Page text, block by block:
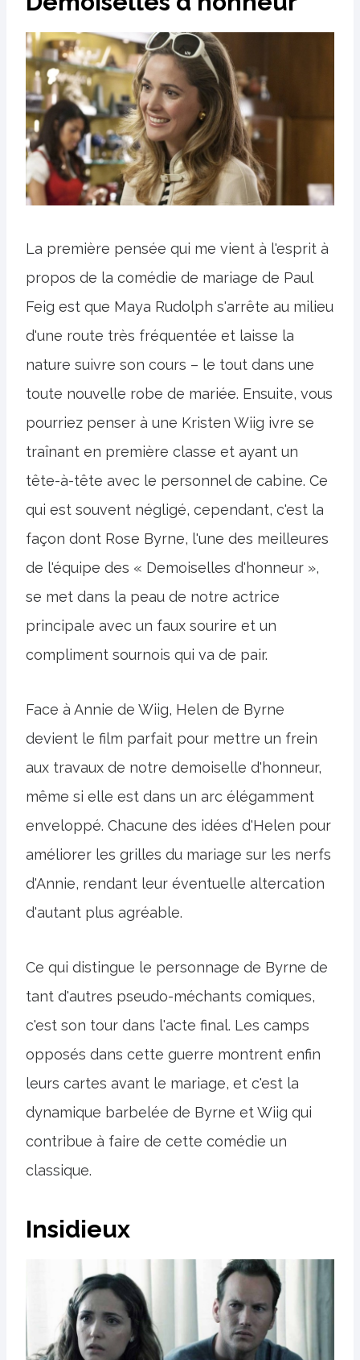
La première pensée qui me vient à l'esprit à
propos de la comédie de mariage de Paul
Feig est que Maya Rudolph s'arrête au milieu
d'une route très fréquentée et laisse la
nature suivre son cours – le tout dans une
toute nouvelle robe de mariée. Ensuite, vous
pourriez penser à une Kristen Wiig ivre se
traînant en première classe et ayant un
tête-à-tête avec le personnel de cabine. Ce
qui est souvent négligé, cependant, c'est la
façon dont Rose Byrne, l'une des meilleures
de l'équipe des « Demoiselles d'honneur »,
se met dans la peau de notre actrice
principale avec un faux sourire et un
compliment sournois qui va de pair.
Face à Annie de Wiig, Helen de Byrne
devient le film parfait pour mettre un frein
aux travaux de notre demoiselle d'honneur,
même si elle est dans un arc élégamment
enveloppé. Chacune des idées d'Helen pour
améliorer les grilles du mariage sur les nerfs
d'Annie, rendant leur éventuelle altercation
d'autant plus agréable.
Ce qui distingue le personnage de Byrne de
tant d'autres pseudo-méchants comiques,
c'est son tour dans l'acte final. Les camps
opposés dans cette guerre montrent enfin
leurs cartes avant le mariage, et c'est la
dynamique barbelée de Byrne et Wiig qui
contribue à faire de cette comédie un
classique.
Insidieux